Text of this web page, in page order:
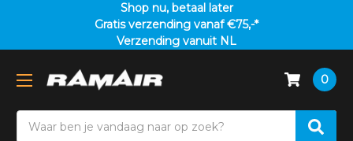
Shop nu, betaal later
Gratis verzending vanaf €75,-*
Verzending vanuit NL
0